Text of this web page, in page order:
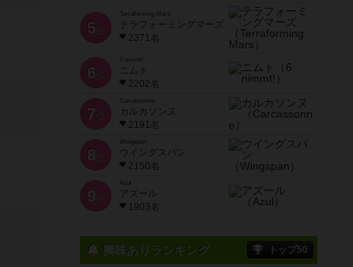
5 位
Terraforming Mars
テラフォーミングマーズ
2371名
6 位
ニムト
2202名
7 位
Carcassonne
カルカソンヌ
2191名
8 位
Wingspan
ウイングスパン
2150名
9 位
Azul
アズール
1903名
興味ありランキング トップ50